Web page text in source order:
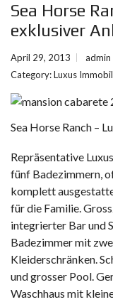
Sea Horse
exklusiver
April 29, 2013
admin
Category:Luxus
Sea Horse Ranch –
Repräsentative
fünf Badezimmern,
komplett
für die Familie.
integrierter Bar und
Badezimmer mit
Kleiderschränken.
und grosser Pool.
Waschhaus mit